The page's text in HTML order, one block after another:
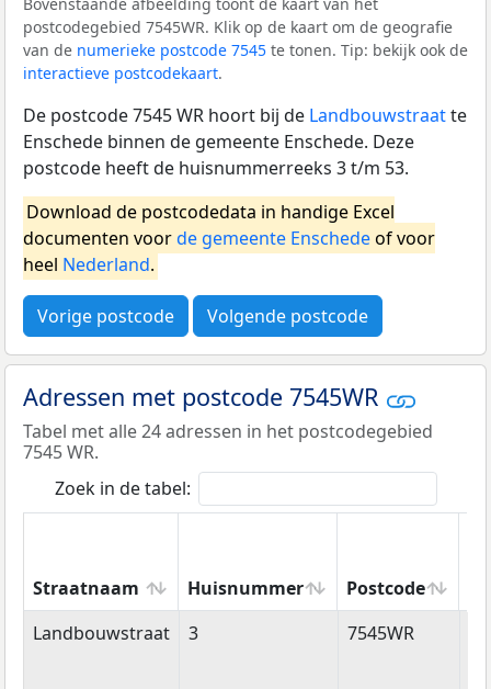
Bovenstaande afbeelding toont de kaart van het
postcodegebied 7545WR. Klik op de kaart om de geografie
van de numerieke postcode 7545 te tonen. Tip: bekijk ook de
interactieve postcodekaart.
De postcode 7545 WR hoort bij de Landbouwstraatte
Enschede binnen de gemeente Enschede. Deze
postcode heeft de huisnummerreeks 3 t/m 53.
Download de postcodedata in handige Excel
documenten voorde gemeente Enschedeof voor
heel Nederland.
Vorige postcode Volgende postcode
Adressen met postcode 7545WR
Tabel met alle 24 adressen in het postcodegebied
7545 WR.
Zoek in de tabel:
Straatnaam Huisnummer Postcode
Straatnaam
Huisnummer Postcode
Landbouwstraat 3 7545WR